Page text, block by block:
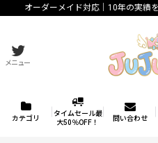
オーダーメイド対応｜10年の実績
メニュー
カテゴリ
タイムセール最
大50％OFF！
問い合わせ